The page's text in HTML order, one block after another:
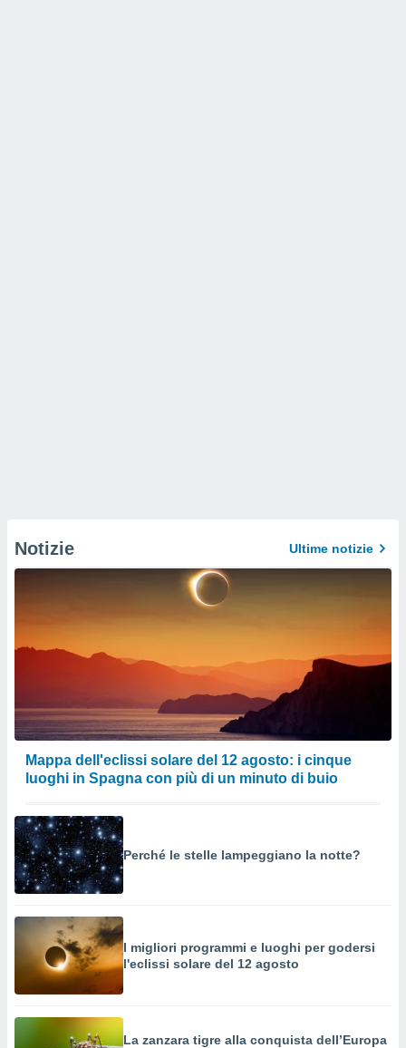
Notizie Ultime notizie
Mappa dell'eclissi solare del 12 agosto: i cinque
luoghi in Spagna con più di un minuto di buio
Perché le stelle lampeggiano la notte?
I migliori programmi e luoghi per godersi
l'eclissi solare del 12 agosto
La zanzara tigre alla conquista dell’Europa